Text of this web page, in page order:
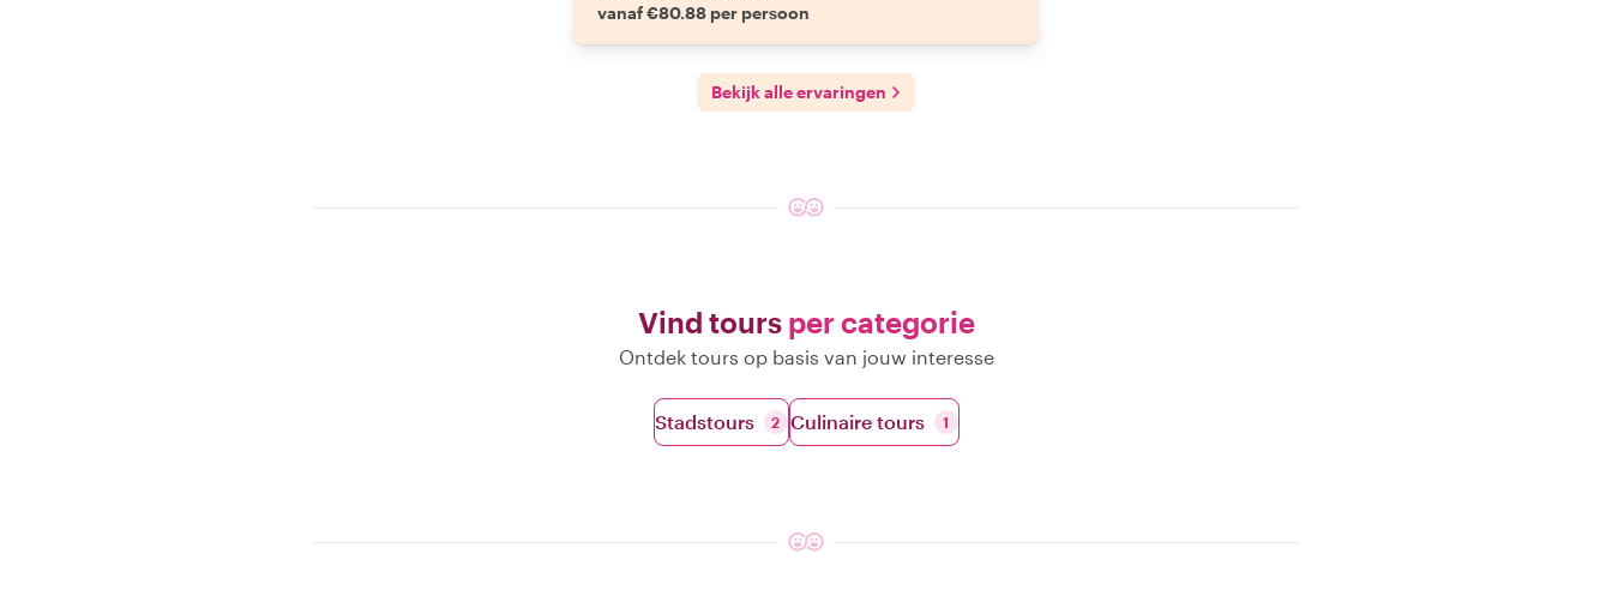
vanaf €80.88 per persoon
Bekijk alle ervaringen
Vind tours per categorie
Ontdek tours op basis van jouw interesse
Stadstours 2 Culinaire tours 1